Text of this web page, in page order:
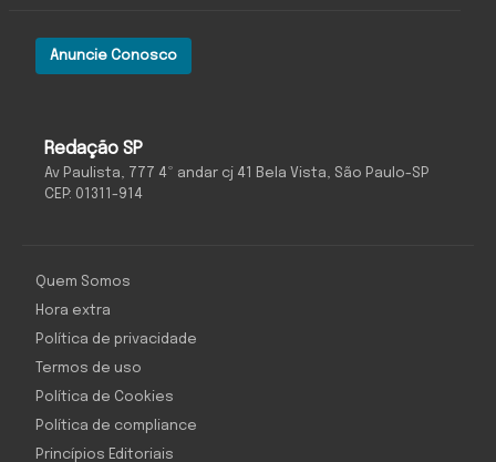
Redação SP
Av Paulista, 777 4º andar cj 41 Bela Vista, São Paulo-SP
CEP: 01311-914
Anuncie Conosco
Quem Somos
Hora extra
Política de privacidade
Termos de uso
Política de Cookies
Política de compliance
Princípios Editoriais